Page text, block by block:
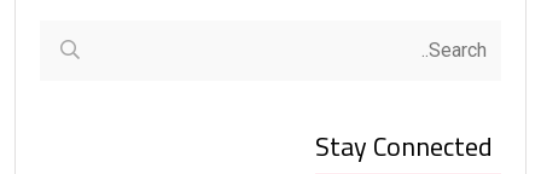
Stay Connected